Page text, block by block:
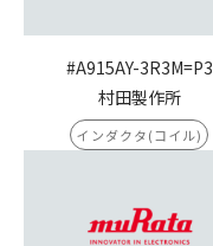
#A915AY-3R3M=P3
村田製作所
インダクタ(コイル)